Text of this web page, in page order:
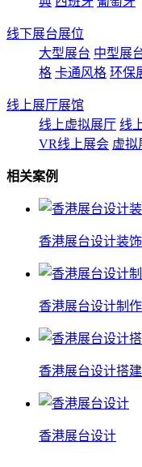
线下展台展位
大型展台 中型展
格 卡通风格 环保
线上展厅展馆
线上虚拟展厅 线
VR线上展会 虚拟
相关案例
香港展台设计装饰
香港展台设计制作
香港展台设计搭建
香港展台设计